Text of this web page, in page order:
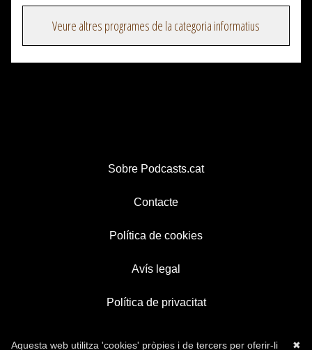
Veure altres programes de la categoria informatius
Sobre Podcasts.cat
Contacte
Política de cookies
Avís legal
Política de privacitat
✖
Aquesta web utilitza 'cookies' pròpies i de tercers per oferir-li